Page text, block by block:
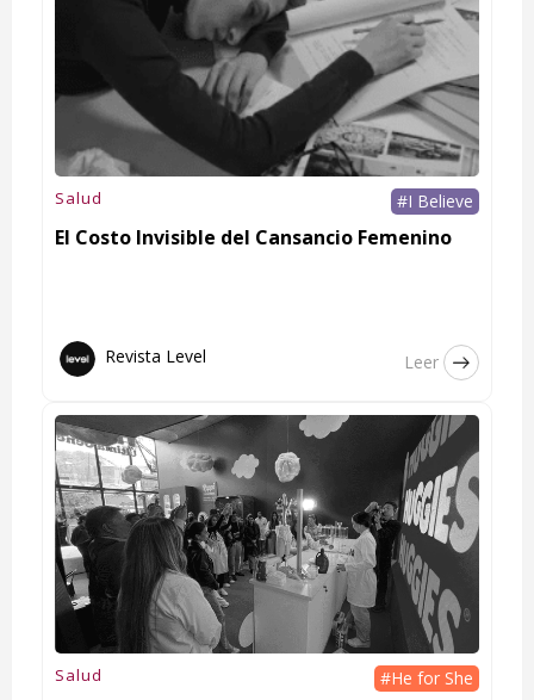
Salud #I Believe
El Costo Invisible del Cansancio Femenino
Revista Level Leer
Salud #He for She